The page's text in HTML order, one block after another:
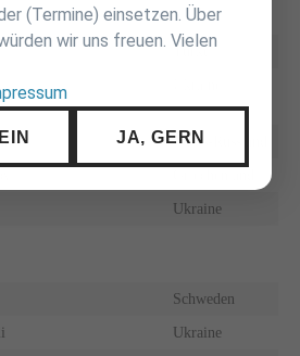
Türkei
Weiss-Russland
Ukraine
Schweden
Ukraine
(Termine) einsetzen. Über
wir uns freuen. Vielen
JA, GERN